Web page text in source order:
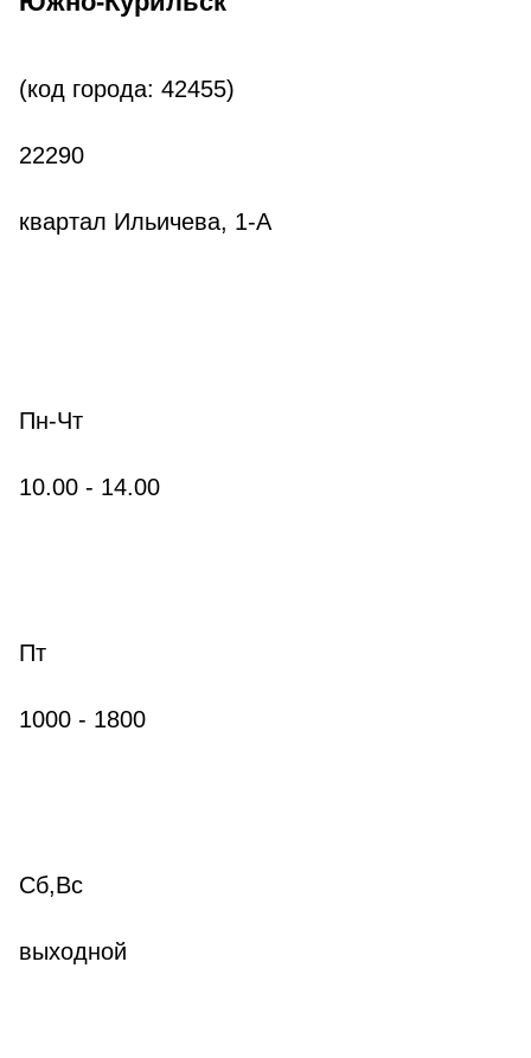
(код города: 42455)
22290
квартал Ильичева, 1-А
Пн-Чт
10.00 - 14.00
Пт
1000 - 1800
Сб,Вс
выходной